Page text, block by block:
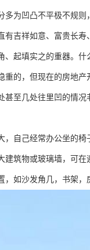
多为凹凸不平极不规则
有吉祥如意、富贵长
、起填实之的重器。
重的，但现在的房地
甚至几处往里凹的情
，自己经常办公坐的椅
建筑物或玻璃墙，可
，如沙发角几，书架，